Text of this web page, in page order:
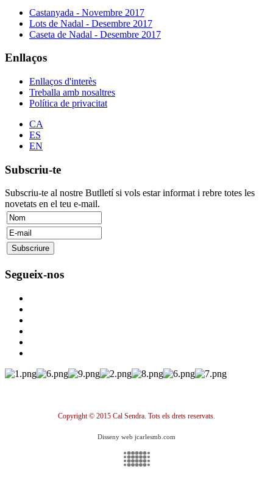
Castanyada - Novembre 2017
Lots de Nadal - Desembre 2017
Caseta de Nadal - Desembre 2017
Enllaços
Enllaços d'interès
Treballa amb nosaltres
Política de privacitat
CA
ES
EN
Subscriu-te
Subscriu-te al nostre Butlletí si vols estar informat i rebre totes les
novetats en el teu e-mail.
Segueix-nos
Copyright © 2015 Cal Sendra. Tots els drets reservats.
Disseny web jcarlesmb.com